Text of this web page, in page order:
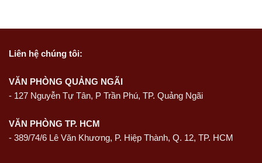
Liên hệ chúng tôi:
VĂN PHÒNG QUẢNG NGÃI
- 127 Nguyễn Tự Tân, P Trần Phú, TP. Quảng Ngãi
VĂN PHÒNG TP. HCM
- 389/74/6 Lê Văn Khương, P. Hiệp Thành, Q. 12, TP. HCM